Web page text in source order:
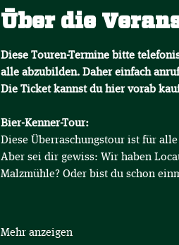
Über die
Diese Touren-Termine bitte
alle abzubilden. Daher einfach
Die Ticket kannst du hier vorab
Bier-Kenner-Tour:
Diese Überraschungstour ist für
Aber sei dir gewiss: Wir haben
Malzmühle? Oder bist du schon
Mehr anzeigen